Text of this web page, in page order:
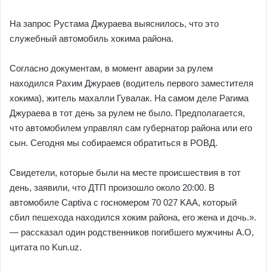
На запрос Рустама Джураева выяснилось, что это
служебный автомобиль хокима района.
Согласно документам, в момент аварии за рулем
находился Рахим Джураев (водитель первого заместителя
хокима), житель махалли Гувалак. На самом деле Рагима
Джураева в тот день за рулем не было. Предполагается,
что автомобилем управлял сам губернатор района или его
сын. Сегодня мы собираемся обратиться в РОВД.
Свидетели, которые были на месте происшествия в тот
день, заявили, что ДТП произошло около 20:00. В
автомобиле Captiva с госномером 70 027 KAA, который
сбил пешехода находился хоким района, его жена и дочь.».
— рассказал один родственников погибшего мужчины А.О,
цитата по Kun.uz.